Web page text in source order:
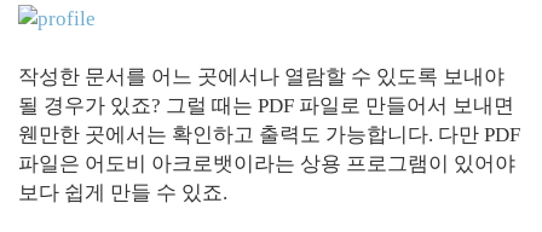
작성한 문서를 어느 곳에서나 열람할 수 있도록 보내야
될 경우가 있죠? 그럴 때는 PDF 파일로 만들어서 보내면
웬만한 곳에서는 확인하고 출력도 가능합니다. 다만 PDF
파일은 어도비 아크로뱃이라는 상용 프로그램이 있어야
보다 쉽게 만들 수 있죠.